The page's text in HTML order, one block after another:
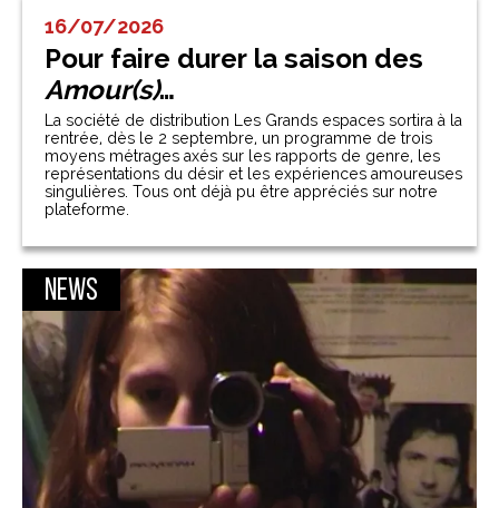
16/07/2026
Pour faire durer la saison des
Amour(s)…
La société de distribution Les Grands espaces sortira à la
rentrée, dès le 2 septembre, un programme de trois
moyens métrages axés sur les rapports de genre, les
représentations du désir et les expériences amoureuses
singulières. Tous ont déjà pu être appréciés sur notre
plateforme.
News